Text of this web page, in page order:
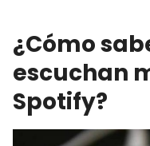
¿Cómo
escuchan
Spotify?